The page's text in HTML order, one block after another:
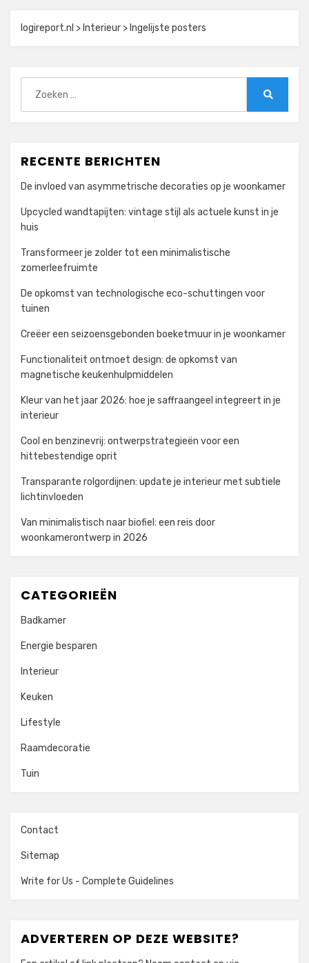
logireport.nl > Interieur > Ingelijste posters
naar:
RECENTE BERICHTEN
De invloed van asymmetrische decoraties op je woonkamer
Upcycled wandtapijten: vintage stijl als actuele kunst in je
huis
Transformeer je zolder tot een minimalistische
zomerleefruimte
De opkomst van technologische eco-schuttingen voor
tuinen
Creëer een seizoensgebonden boeketmuur in je woonkamer
Functionaliteit ontmoet design: de opkomst van
magnetische keukenhulpmiddelen
Kleur van het jaar 2026: hoe je saffraangeel integreert in je
interieur
Cool en benzinevrij: ontwerpstrategieën voor een
hittebestendige oprit
Transparante rolgordijnen: update je interieur met subtiele
lichtinvloeden
Van minimalistisch naar biofiel: een reis door
woonkamerontwerp in 2026
CATEGORIEËN
Badkamer
Energie besparen
Interieur
Keuken
Lifestyle
Raamdecoratie
Tuin
Contact
Sitemap
Write for Us - Complete Guidelines
ADVERTEREN OP DEZE WEBSITE?